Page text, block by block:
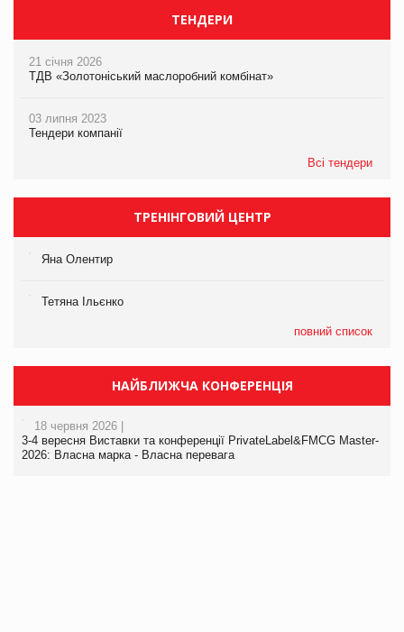
ТЕНДЕРИ
21 січня 2026
ТДВ «Золотоніський маслоробний комбінат»
03 липня 2023
Тендери компанії
Всі тендери
ТРЕНІНГОВИЙ ЦЕНТР
Яна Олентир
Тетяна Ільєнко
повний список
НАЙБЛИЖЧА КОНФЕРЕНЦІЯ
18 червня 2026 |
3-4 вересня Виставки та конференції PrivateLabel&FMCG Master-
2026: Власна марка - Власна перевага